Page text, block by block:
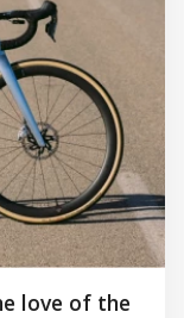
love of the